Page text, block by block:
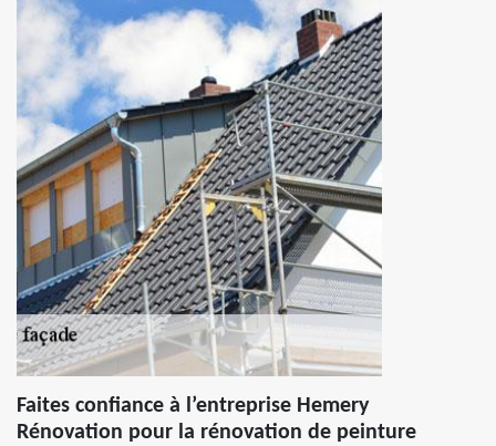
Faites confiance à l’entreprise Hemery
Rénovation pour la rénovation de peinture